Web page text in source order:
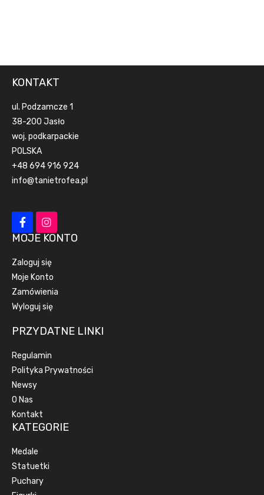
KONTAKT
ul. Podzamcze 1
38-200 Jasło
woj. podkarpackie
POLSKA
+48 694 916 924
info@tanietrofea.pl
MOJE KONTO
Zaloguj się
Moje Konto
Zamówienia
Wyloguj się
PRZYDATNE LINKI
Regulamin
Polityka Prywatności
Newsy
O Nas
Kontakt
KATEGORIE
Medale
Statuetki
Puchary